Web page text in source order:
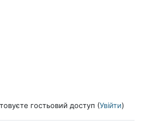
гостьовий доступ (Увійти)